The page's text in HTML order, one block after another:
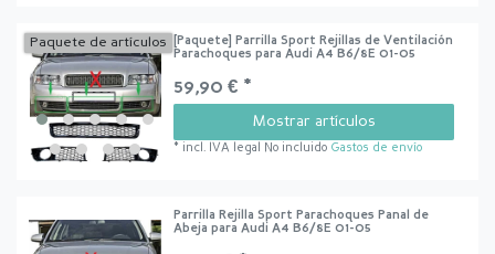
Paquete de artículos
[Paquete] Parrilla Sport Rejillas de Ventilación
Parachoques para Audi A4 B6/8E 01-05
59,90 € *
Mostrar artículos
* incl. IVA legal No incluido Gastos de envío
Parrilla Rejilla Sport Parachoques Panal de
Abeja para Audi A4 B6/8E 01-05